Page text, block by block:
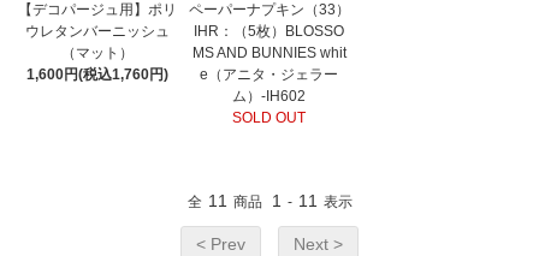
【デコパージュ用】ポリ
ウレタンバーニッシュ
（マット）
1,600円(税込1,760円)
ペーパーナプキン（33）
IHR：（5枚）BLOSSO
MS AND BUNNIES whit
e（アニタ・ジェラー
ム）-IH602
SOLD OUT
全 11 商品 1 - 11 表示
< Prev Next >